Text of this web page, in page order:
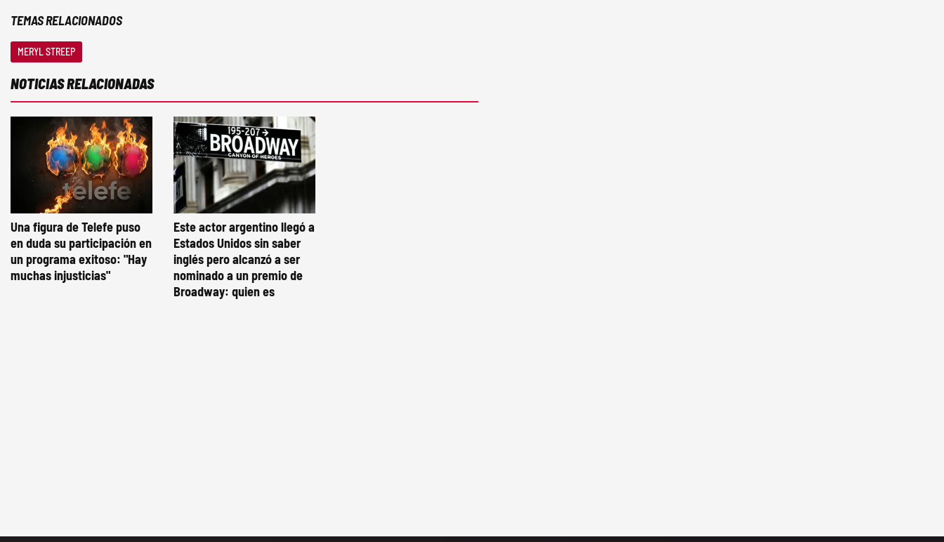
TEMAS RELACIONADOS
MERYL STREEP
NOTICIAS RELACIONADAS
Una figura de Telefe puso
en duda su participación en
un programa exitoso: "Hay
muchas injusticias"
Este actor argentino llegó a
Estados Unidos sin saber
inglés pero alcanzó a ser
nominado a un premio de
Broadway: quien es